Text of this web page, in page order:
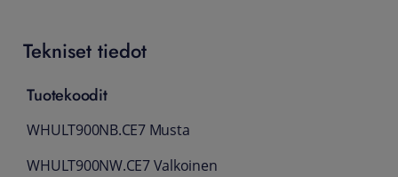
Tekniset tiedot
Tuotekoodit
​WHULT900NB.CE7 Musta
WHULT900NW.CE7 Valkoinen